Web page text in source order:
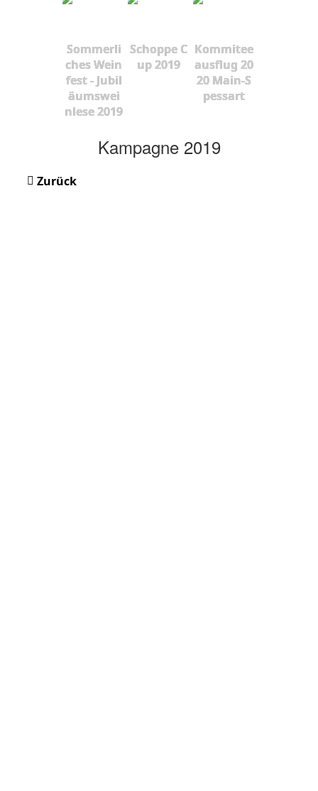
Sommerli
ches Wein
fest - Jubil
äumswei
nlese 2019
Schoppe C
up 2019
Kommitee
ausflug 20
20 Main-S
pessart
Kampagne 2019
Zurück